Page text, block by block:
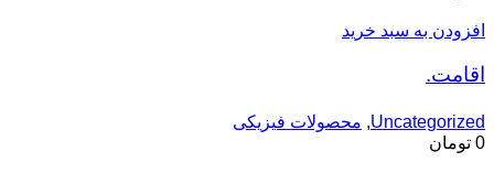
افزودن به سبد خرید
اقامت.
Uncategorized
, محصولات فیزیکی
0 تومان